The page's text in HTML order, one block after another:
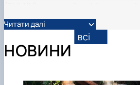
(IKI), що реалізується в Україні
під керівництвом німецької урядової
Gesellschaft für Internationale
GmbH, Організації економічного
та прогнозування Національної
Читати далі
НОВИНИ
всі